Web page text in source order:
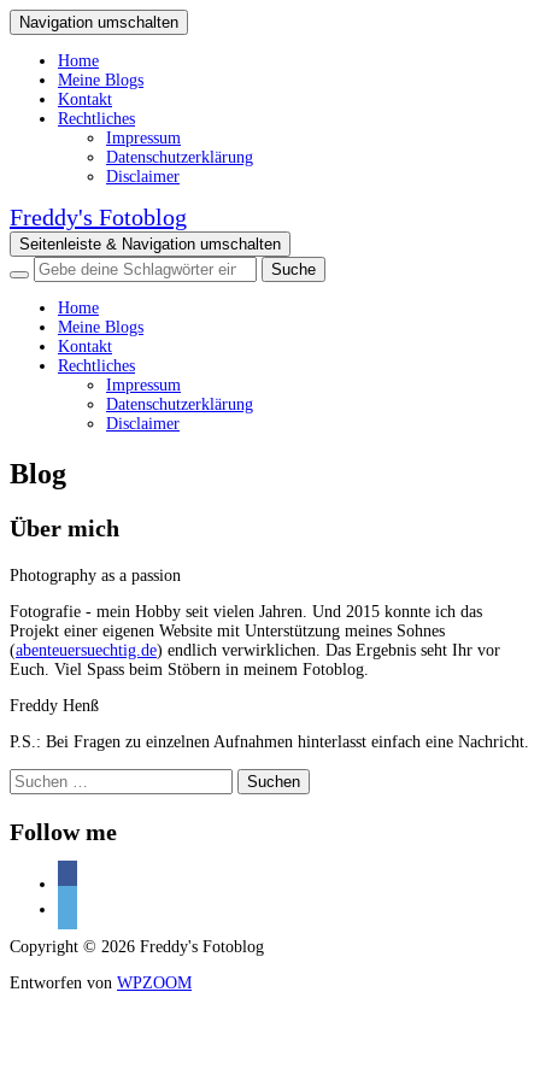
Navigation umschalten
Home
Meine Blogs
Kontakt
Rechtliches
Impressum
Datenschutzerklärung
Disclaimer
Freddy's Fotoblog
Seitenleiste & Navigation umschalten
Home
Meine Blogs
Kontakt
Rechtliches
Impressum
Datenschutzerklärung
Disclaimer
Blog
Über mich
Photography as a passion
Fotografie - mein Hobby seit vielen Jahren. Und 2015 konnte ich das
Projekt einer eigenen Website mit Unterstützung meines Sohnes
(abenteuersuechtig.de) endlich verwirklichen. Das Ergebnis seht Ihr vor
Euch. Viel Spass beim Stöbern in meinem Fotoblog.
Freddy Henß
P.S.: Bei Fragen zu einzelnen Aufnahmen hinterlasst einfach eine Nachricht.
Suchen
nach:
Follow me
Copyright © 2026 Freddy's Fotoblog
Entworfen von WPZOOM